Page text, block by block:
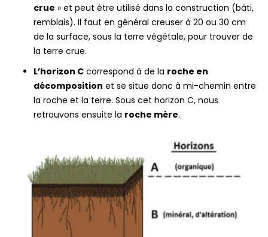
crue » et peut être utilisé dans la construction (bâti,
remblais). Il faut en général creuser à 20 ou 30 cm
de la surface, sous la terre végétale, pour trouver de
la terre crue.
L’horizon C correspond à de la roche en
décomposition et se situe donc à mi-chemin entre
la roche et la terre. Sous cet horizon C, nous
retrouvons ensuite la roche mère.